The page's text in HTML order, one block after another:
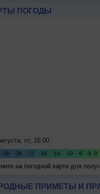
ПОГОДЫ
на погодной карте для
ПРИМЕТЫ И